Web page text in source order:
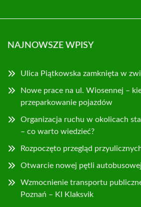
NAJNOWSZE WPISY
Ulica Piątkowska zamknięta w
Nowe prace na ul. Wiosennej –
przeparkowanie pojazdów
Organizacja ruchu w okolicach
– co warto wiedzieć?
Rozpoczęto przegląd
Otwarcie nowej pętli
Wzmocnienie transportu
Poznań – KI Klaksvik